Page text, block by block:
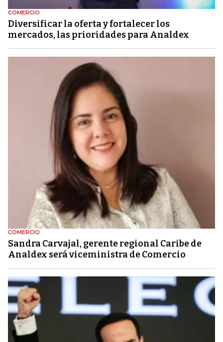
COMERCIO
Diversificar la oferta y fortalecer los
mercados, las prioridades para Analdex
COMERCIO
Sandra Carvajal, gerente regional Caribe de
Analdex será viceministra de Comercio